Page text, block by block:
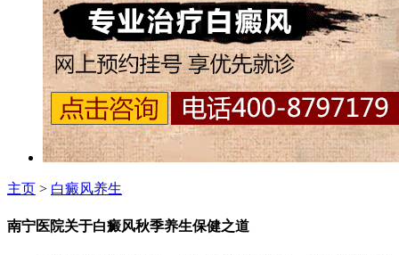
主页 > 白癜风养生
南宁医院关于白癜风秋季养生保健之道